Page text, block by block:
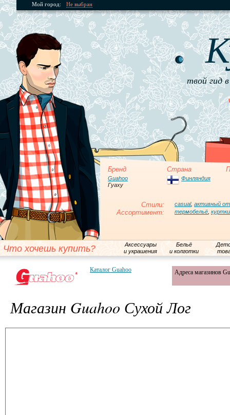
Мой город: Не выбран
твой гид
Бренд Страна
Guahoo
Гуаху
Финляндия
Стили: casual, активный
Ассортимент: термобельё куртки
Что хочешь купить?
Аксессуары
и украшения
Бельё
и колготки
Каталог Guahoo Адреса магазинов
Магазин Guahoo Сухой Лог